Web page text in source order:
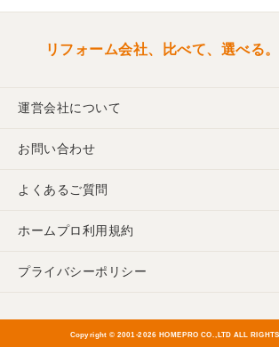
リフォーム会社、比べて、選べる
運営会社について
お問い合わせ
よくあるご質問
ホームプロ利用規約
プライバシーポリシー
Copyright © 2001-2026 HOMEPRO CO.,LTD ALL